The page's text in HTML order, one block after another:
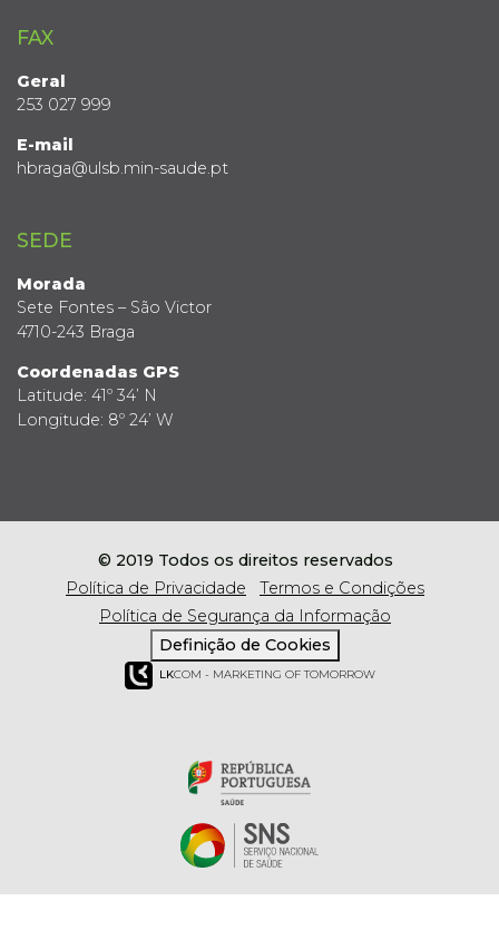
FAX
Geral
253 027 999
E-mail
hbraga@ulsb.min-saude.pt
SEDE
Morada
Sete Fontes – São Victor
4710-243 Braga
Coordenadas GPS
Latitude: 41º 34’ N
Longitude: 8º 24’ W
© 2019 Todos os direitos reservados
Política de Privacidade
Termos e Condições
Política de Segurança da Informação
Definição de Cookies
LKCOM - MARKETING OF TOMORROW